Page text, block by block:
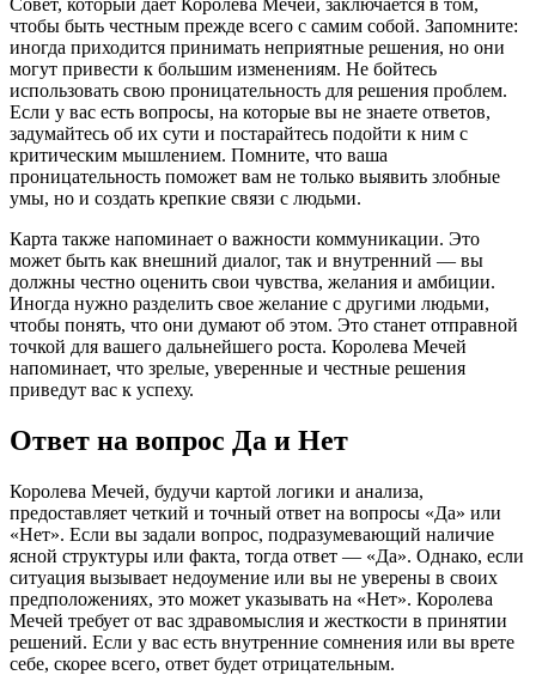
чтобы быть честным прежде всего с самим собой. Запомните:
иногда приходится принимать неприятные решения, но они
могут привести к большим изменениям. Не бойтесь
использовать свою проницательность для решения проблем.
Если у вас есть вопросы, на которые вы не знаете ответов,
задумайтесь об их сути и постарайтесь подойти к ним с
критическим мышлением. Помните, что ваша
проницательность поможет вам не только выявить злобные
умы, но и создать крепкие связи с людьми.
Карта также напоминает о важности коммуникации. Это
может быть как внешний диалог, так и внутренний — вы
должны честно оценить свои чувства, желания и амбиции.
Иногда нужно разделить свое желание с другими людьми,
чтобы понять, что они думают об этом. Это станет отправной
точкой для вашего дальнейшего роста. Королева Мечей
напоминает, что зрелые, уверенные и честные решения
приведут вас к успеху.
Ответ на вопрос Да и Нет
Королева Мечей, будучи картой логики и анализа,
предоставляет четкий и точный ответ на вопросы «Да» или
«Нет». Если вы задали вопрос, подразумевающий наличие
ясной структуры или факта, тогда ответ — «Да». Однако, если
ситуация вызывает недоумение или вы не уверены в своих
предположениях, это может указывать на «Нет». Королева
Мечей требует от вас здравомыслия и жесткости в принятии
решений. Если у вас есть внутренние сомнения или вы врете
себе, скорее всего, ответ будет отрицательным.